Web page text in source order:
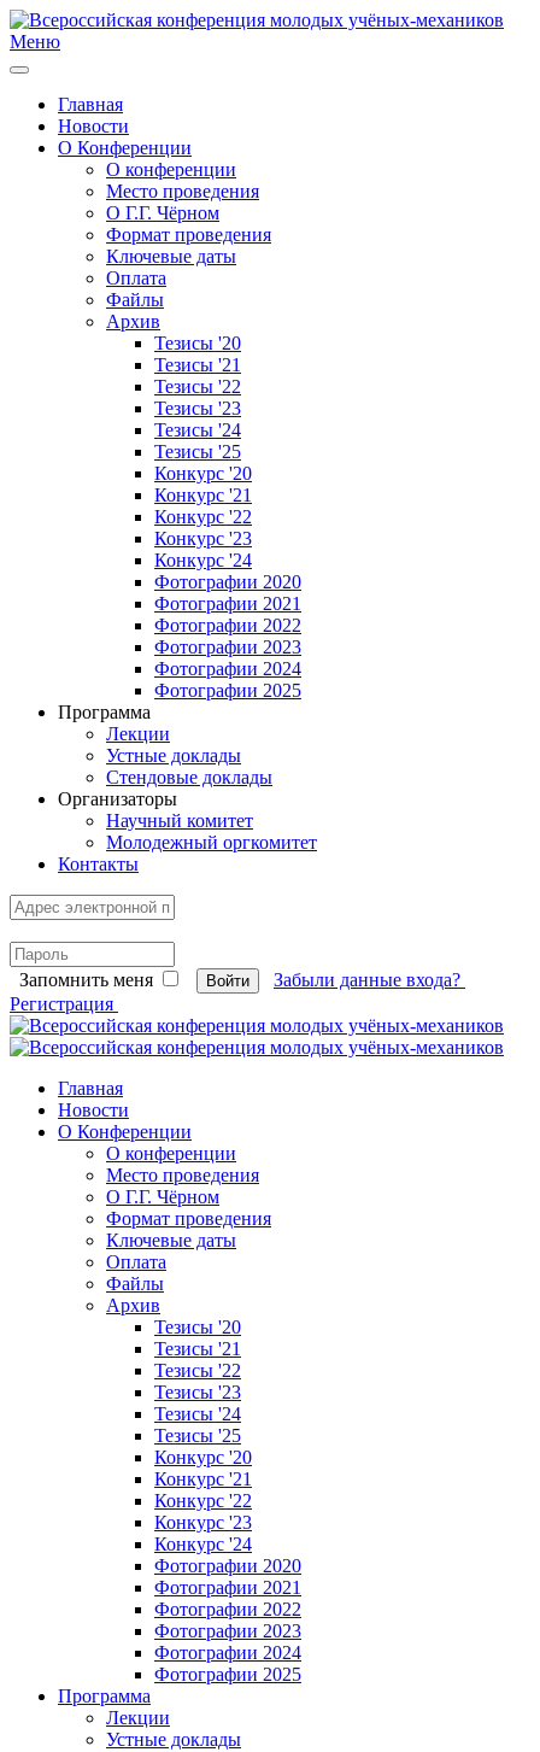
Меню
Главная
Новости
О Конференции
О конференции
Место проведения
О Г.Г. Чёрном
Формат проведения
Ключевые даты
Оплата
Файлы
Архив
Тезисы '20
Тезисы '21
Тезисы '22
Тезисы '23
Тезисы '24
Тезисы '25
Конкурс '20
Конкурс '21
Конкурс '22
Конкурс '23
Конкурс '24
Фотографии 2020
Фотографии 2021
Фотографии 2022
Фотографии 2023
Фотографии 2024
Фотографии 2025
Программа
Лекции
Устные доклады
Стендовые доклады
Организаторы
Научный комитет
Молодежный оргкомитет
Контакты
Запомнить меня Войти
Забыли данные входа?
Регистрация
Главная
Новости
О Конференции
О конференции
Место проведения
О Г.Г. Чёрном
Формат проведения
Ключевые даты
Оплата
Файлы
Архив
Тезисы '20
Тезисы '21
Тезисы '22
Тезисы '23
Тезисы '24
Тезисы '25
Конкурс '20
Конкурс '21
Конкурс '22
Конкурс '23
Конкурс '24
Фотографии 2020
Фотографии 2021
Фотографии 2022
Фотографии 2023
Фотографии 2024
Фотографии 2025
Программа
Лекции
Устные доклады